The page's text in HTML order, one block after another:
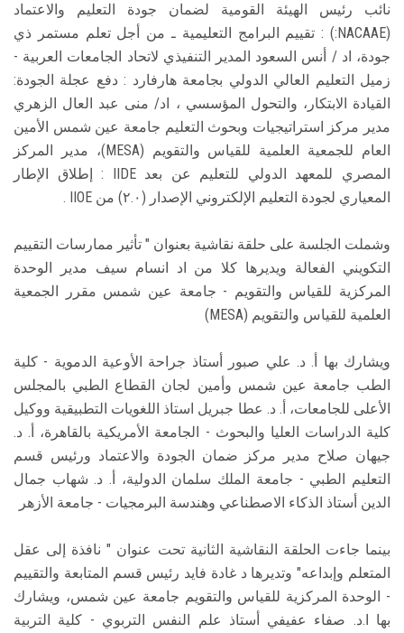
نائب رئيس الهيئة القومية لضمان جودة التعليم والاعتماد
(NACAAE:) : تقييم البرامج التعليمية ـ من أجل تعلم مستمر ذي
جودة، اد / أنس السعود المدير التنفيذي لاتحاد الجامعات العربية -
زميل التعليم العالي الدولي بجامعة هارفارد : دفع عجلة الجودة:
القيادة الابتكار، والتحول المؤسسي ، اد/ منى عبد العال الزهري
مدير مركز استراتيجيات وبحوث التعليم جامعة عين شمس الأمين
العام للجمعية العلمية للقياس والتقويم (MESA)، مدير المركز
المصري للمعهد الدولي للتعليم عن بعد IIDE : إطلاق الإطار
المعياري لجودة التعليم الإلكتروني الإصدار (٢.٠) من IIOE .
وشملت الجلسة على حلقة نقاشية بعنوان " تأثير ممارسات التقييم
التكويني الفعالة ويديرها كلا من اد انسام سيف مدير الوحدة
المركزية للقياس والتقويم - جامعة عين شمس مقرر الجمعية
العلمية للقياس والتقويم (MESA)
ويشارك بها أ. د. علي صبور أستاذ جراحة الأوعية الدموية - كلية
الطب جامعة عين شمس وأمين لجان القطاع الطبي بالمجلس
الأعلى للجامعات، أ. د. عطا جبريل استاذ اللغويات التطبيقية ووكيل
كلية الدراسات العليا والبحوث - الجامعة الأمريكية بالقاهرة، أ. د.
جيهان صلاح مدير مركز ضمان الجودة والاعتماد ورئيس قسم
التعليم الطبي - جامعة الملك سلمان الدولية، أ. د. شهاب جمال
الدين أستاذ الذكاء الاصطناعي وهندسة البرمجيات - جامعة الأزهر
بينما جاءت الحلقة النقاشية الثانية تحت عنوان " نافذة إلى عقل
المتعلم وإبداعه" وتديرها د غادة فايد رئيس قسم المتابعة والتقييم
- الوحدة المركزية للقياس والتقويم جامعة عين شمس، ويشارك
بها ا.د. صفاء عفيفي أستاذ علم النفس التربوي - كلية التربية